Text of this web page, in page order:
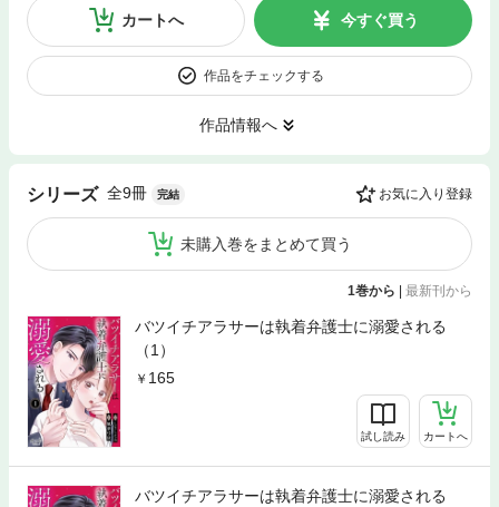
カートへ 今すぐ買う
作品をチェックする
作品情報へ
シリーズ 全9冊 完結 お気に入り登録
未購入巻をまとめて買う
1巻から | 最新刊から
バツイチアラサーは執着弁護士に溺愛される
（1）
165
試し読み カートへ
バツイチアラサーは執着弁護士に溺愛される